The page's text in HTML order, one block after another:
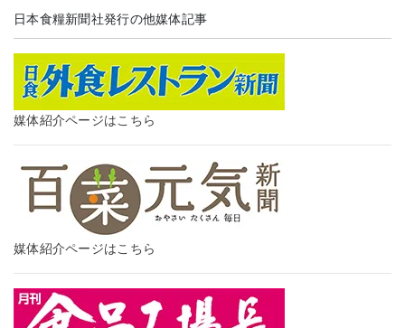
日本食糧新聞社発行の他媒体記事
媒体紹介ページはこちら
媒体紹介ページはこちら